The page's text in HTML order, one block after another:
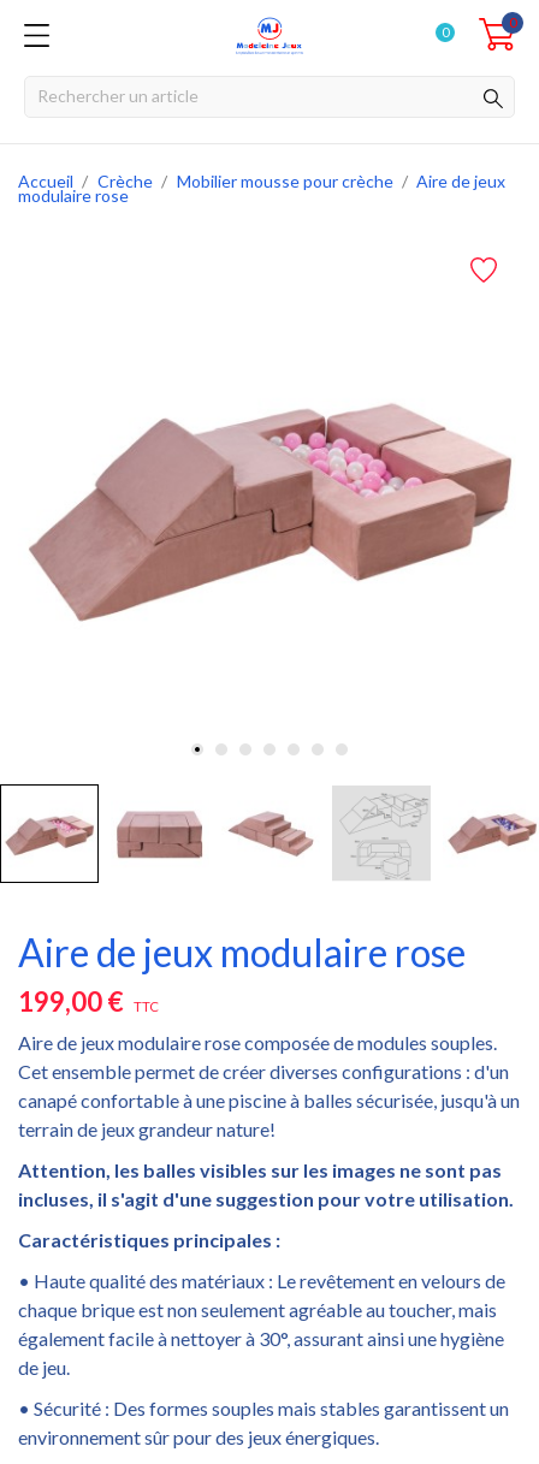
0
0
Accueil Crèche Mobilier mousse pour crèche Aire de jeux
modulaire rose
Aire de jeux modulaire rose
199,00 € TTC
Aire de jeux modulaire rose composée de modules souples.
Cet ensemble permet de créer diverses configurations : d'un
canapé confortable à une piscine à balles sécurisée, jusqu'à un
terrain de jeux grandeur nature!
Attention, les balles visibles sur les images ne sont pas
incluses, il s'agit d'une suggestion pour votre utilisation.
Caractéristiques principales :
• Haute qualité des matériaux : Le revêtement en velours de
chaque brique est non seulement agréable au toucher, mais
également facile à nettoyer à 30°, assurant ainsi une hygiène
de jeu.
• Sécurité : Des formes souples mais stables garantissent un
environnement sûr pour des jeux énergiques.